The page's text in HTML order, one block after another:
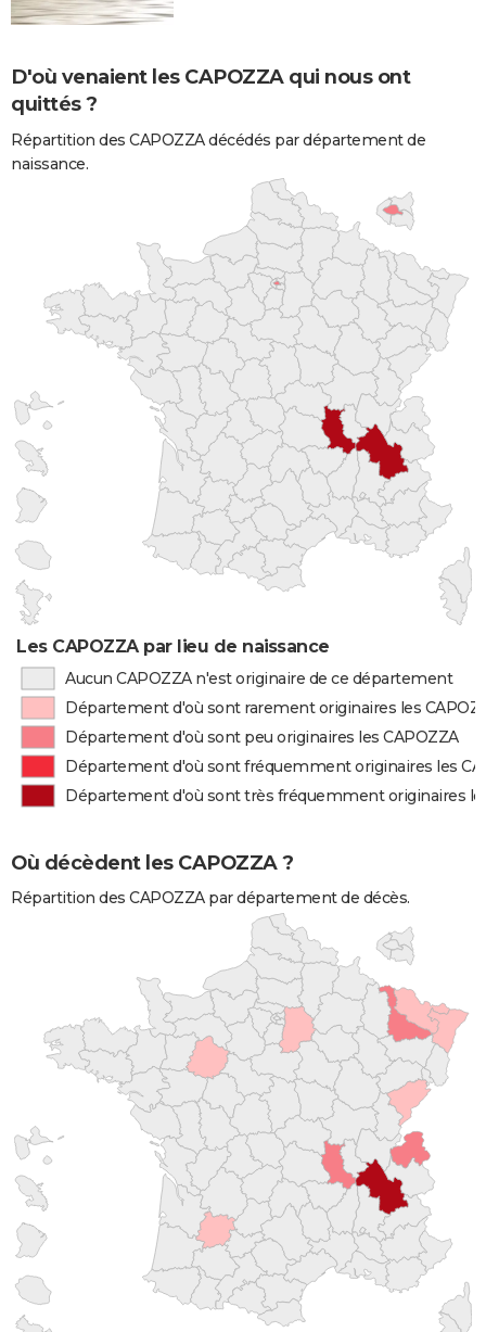
D'où venaient les CAPOZZA qui nous ont
quittés ?
Répartition des CAPOZZA décédés par département de
naissance.
Les CAPOZZA par lieu de naissance
Aucun CAPOZZA n'est originaire de ce département
Département d'où sont rarement originaires les
Département d'où sont peu originaires les CAPOZZA
Département d'où sont fréquemment originaires les
Département d'où sont très fréquemment originaires
Où décèdent les CAPOZZA ?
Répartition des CAPOZZA par département de décès.